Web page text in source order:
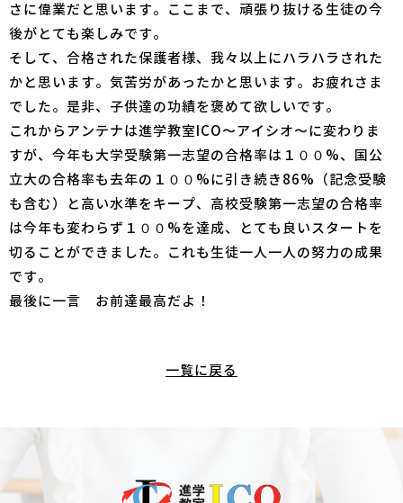
さに偉業だと思います。ここまで、頑張り抜ける生徒の今
後がとても楽しみです。
そして、合格された保護者様、我々以上にハラハラされた
かと思います。気苦労があったかと思います。お疲れさま
でした。是非、子供達の功績を褒めて欲しいです。
これからアンテナは進学教室ICO〜アイシオ〜に変わりま
すが、今年も大学受験第一志望の合格率は１００%、国公
立大の合格率も去年の１００%に引き続き86%（記念受験
も含む）と高い水準をキープ、高校受験第一志望の合格率
は今年も変わらず１００%を達成、とても良いスタートを
切ることができました。これも生徒一人一人の努力の成果
です。
最後に一言 お前達最高だよ！
一覧に戻る